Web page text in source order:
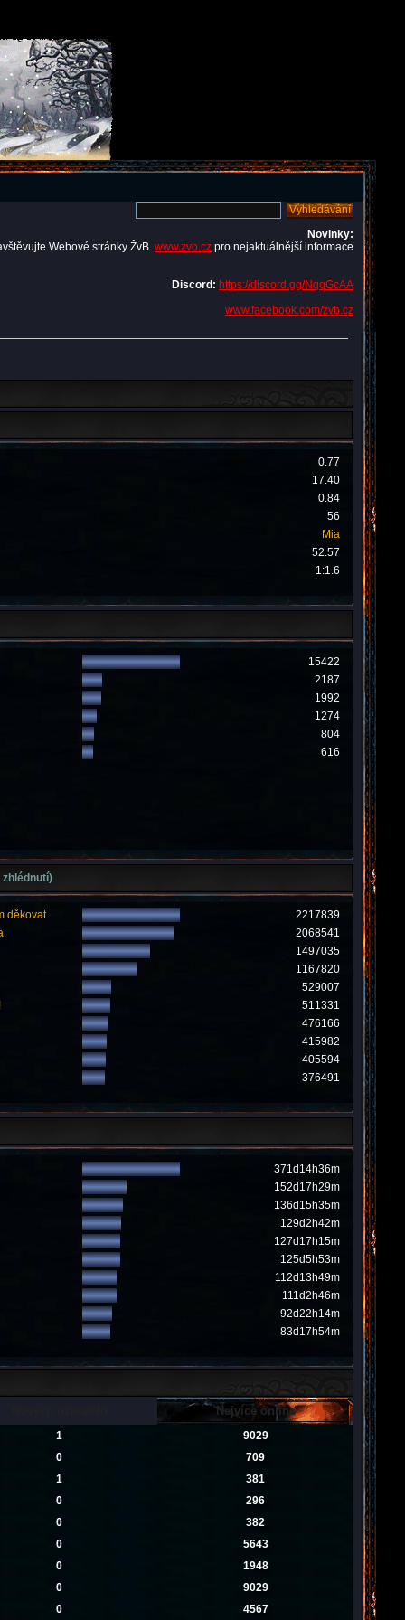
Novinky:
Webové stránky ŽvB www.zvb.cz pro nejaktuálnější informace
Discord: https://discord.gg/NqqGcAA
www.facebook.com/zvb.cz
0.77
17.40
0.84
56
Mia
52.57
1:1.6
15422
2187
1992
1274
804
616
děkovat
2217839
2068541
1497035
1167820
529007
511331
476166
415982
405594
376491
371d14h36m
152d17h29m
136d15h35m
129d2h42m
127d17h15m
125d5h53m
112d13h49m
111d2h46m
92d22h14m
83d17h54m
Nejvíce online
1
9029
0
709
1
381
0
296
0
382
0
5643
0
1948
0
9029
0
4567